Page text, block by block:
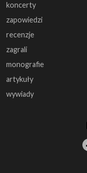
koncerty
zapowiedzi
recenzje
zagrali
monografie
artykuły
wywiady